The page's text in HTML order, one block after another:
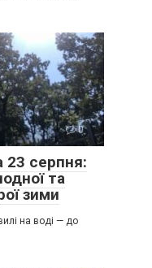
0
23 серпня:
та
зими
на воді — до